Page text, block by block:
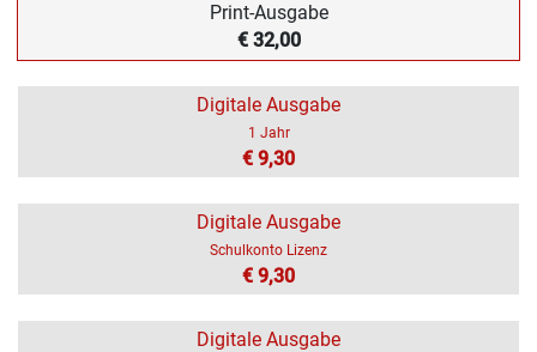
Print-Ausgabe
€ 32,00
Digitale Ausgabe
1 Jahr
€ 9,30
Digitale Ausgabe
Schulkonto Lizenz
€ 9,30
Digitale Ausgabe